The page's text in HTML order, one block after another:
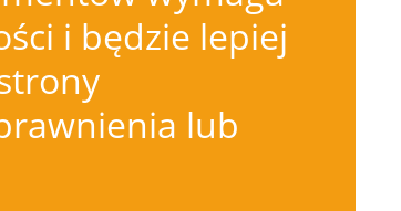
i będzie lepiej
lub